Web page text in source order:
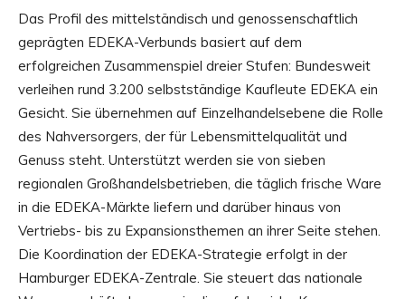
Das Profil des mittelständisch und genossenschaftlich
geprägten EDEKA-Verbunds basiert auf dem
erfolgreichen Zusammenspiel dreier Stufen: Bundesweit
verleihen rund 3.200 selbstständige Kaufleute EDEKA ein
Gesicht. Sie übernehmen auf Einzelhandelsebene die Rolle
des Nahversorgers, der für Lebensmittelqualität und
Genuss steht. Unterstützt werden sie von sieben
regionalen Großhandelsbetrieben, die täglich frische Ware
in die EDEKA-Märkte liefern und darüber hinaus von
Vertriebs- bis zu Expansionsthemen an ihrer Seite stehen.
Die Koordination der EDEKA-Strategie erfolgt in der
Hamburger EDEKA-Zentrale. Sie steuert das nationale